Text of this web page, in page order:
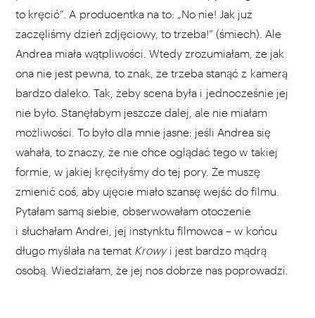
to kręcić”. A producentka na to: „No nie! Jak już
zaczęliśmy dzień zdjęciowy, to trzeba!” (śmiech). Ale
Andrea miała wątpliwości. Wtedy zrozumiałam, że jak
ona nie jest pewna, to znak, że trzeba stanąć z kamerą
bardzo daleko. Tak, żeby scena była i jednocześnie jej
nie było. Stanęłabym jeszcze dalej, ale nie miałam
możliwości. To było dla mnie jasne: jeśli Andrea się
wahała, to znaczy, że nie chce oglądać tego w takiej
formie, w jakiej kręciłyśmy do tej pory. Że muszę
zmienić coś, aby ujęcie miało szansę wejść do filmu.
Pytałam samą siebie, obserwowałam otoczenie
i słuchałam Andrei, jej instynktu filmowca – w końcu
długo myślała na temat Krowyi jest bardzo mądrą
osobą. Wiedziałam, że jej nos dobrze nas poprowadzi.